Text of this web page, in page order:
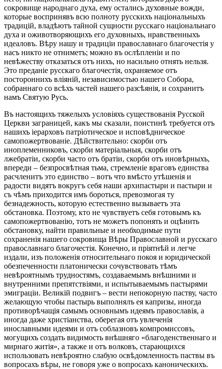
сокровище народнаго духа, ему остались духовные вожди,
которые воспринявъ всю полноту русскихъ національныхъ
традицій, владѣютъ тайной сущности русскаго національнаго
духа и оживотворяющихъ его духовныхъ, нравственныхъ
идеаловъ. Вѣру нашу и традиціи православнаго благочестія у
насъ никто не отниметъ; можно въ ослѣпленіи и по
невѣжеству отказаться отъ нихъ, но насильно отнять нельзя.
Это преданіе русскаго благочестія, охраняемое отъ
постороннихъ вліяній, независимостью нашего Собора,
собраннаго со всѣхъ частей нашего разсѣянія, и сохранитъ
намъ Святую Русь.
Въ настоящихъ тяжелыхъ условіяхъ существованія Русской
Церкви заграницей, какъ мы сказали, поистинѣ требуется отъ
нашихъ іерарховъ патріотическое и исповѣдническое
самопожертвованіе. Дѣйствительно: скорби отъ
иноплеменниковъ, скорби матеріальныя, скорби отъ
лжебратіи, скорби часто отъ братіи, скорби отъ иновѣрныхъ,
впереди – безпросвѣтная тьма, стремленіе враговъ единства
расчленитъ это единство – вотъ что вмѣсто утѣшенія и
радости видятъ вокругъ себя наши архипастыри и пастыри и
съ чѣмъ приходится имъ бороться, превозмогая ту
безнадежность, которую естественно вызываетъ эта
обстановка. Поэтому, кто не чувствуетъ себя готовымъ къ
самопожертвованію, тотъ не можетъ попонять и оцѣнить
обстановку, найти правильные и необходимые пути
сохраненія нашего сокровища Вѣры Православной и русскаго
православнаго благочестія. Конечно, и пріятнѣй и легче
издали, изъ положенія относительнаго покоя и юридической
обезпеченности платонически сочувствовать тѣмъ
невѣроятнымъ трудностямъ, создаваемымъ внѣшними и
внутренними препятствіями, и испытываемымъ пастырями
эмиграціи. Великій подвигъ – вести непокорную паству, часто
желающую чтобы пастырь выполнялъ ея капризы, иногда
противорѣчащія самымъ основнымъ идеямъ православія, а
иногда даже христіанства, оберегая отъ увлеченія
инославными идеями и отъ соблазновъ компромиссовъ,
могущихъ создать видимость внѣшняго «благоденственнаго и
мирнаго житія», а также и отъ волковъ, старающихся
использовать невѣроятно слабую освѣдомленность паствы въ
вопросахъ вѣры, не говоря уже о вопросахъ каноническихъ.